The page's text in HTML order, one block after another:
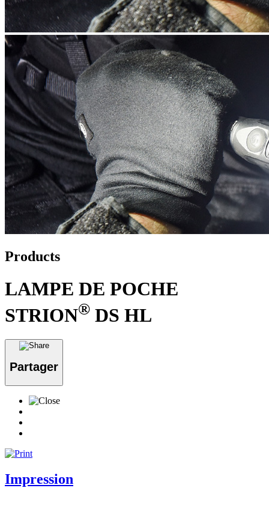
Products
LAMPE DE POCHE
STRION® DS HL
Partager
Impression